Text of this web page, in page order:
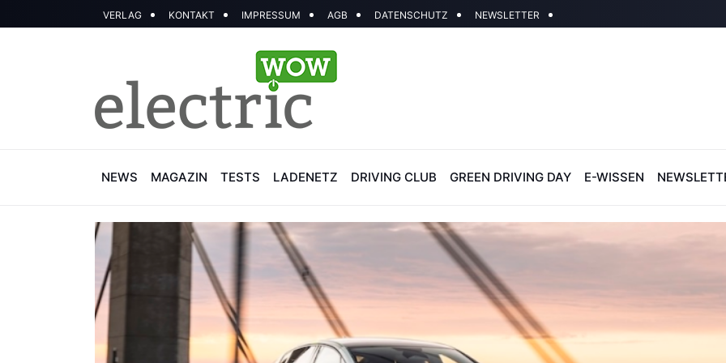
VERLAG KONTAKT IMPRESSUM AGB DATENSCHUTZ NEWSLETTER
NEWS MAGAZIN TESTS LADENETZ DRIVING CLUB GREEN DRIVING DAY E-WISSEN